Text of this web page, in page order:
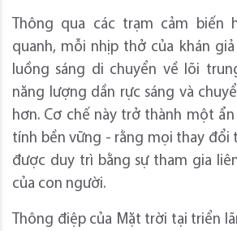
Thông qua các trạm cảm biến
quanh, mỗi nhịp thở của khán
luồng sáng di chuyển về lõi
năng lượng dần rực sáng và
hơn. Cơ chế này trở thành một
tính bền vững - rằng mọi thay đổi
được duy trì bằng sự tham gia
của con người.
Thông điệp của Mặt trời tại triển